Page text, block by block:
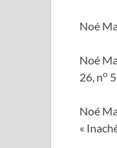
Noé
Noé
26, no
Noé
«